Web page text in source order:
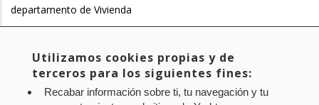
departamento de Vivienda
Pagination
Uneko
orrialdea
Orria
2 Orria
3 Orria
4 Orria
5 Orria
6 Orria
7
page
Last
Último »
Utilizamos cookies propias y de
terceros para los siguientes fines:
Recabar información sobre ti, tu navegación y tu